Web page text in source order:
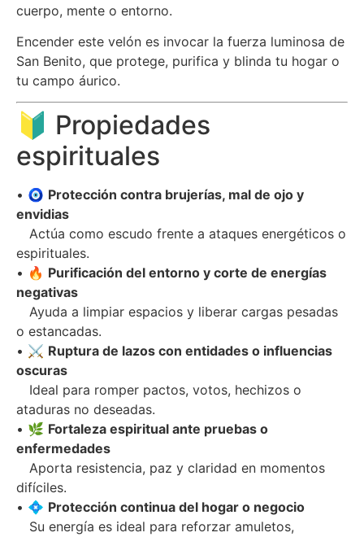
cuerpo, mente o entorno.
Encender este velón es invocar la fuerza luminosa de
San Benito, que protege, purifica y blinda tu hogar o
tu campo áurico.
🔰 Propiedades
espirituales
• 🧿 Protección contra brujerías, mal de ojo y
envidias
Actúa como escudo frente a ataques energéticos o
espirituales.
• 🔥 Purificación del entorno y corte de energías
negativas
Ayuda a limpiar espacios y liberar cargas pesadas
o estancadas.
• ⚔ Ruptura de lazos con entidades o influencias
oscuras
Ideal para romper pactos, votos, hechizos o
ataduras no deseadas.
• 🌿 Fortaleza espiritual ante pruebas o
enfermedades
Aporta resistencia, paz y claridad en momentos
difíciles.
• 💠 Protección continua del hogar o negocio
Su energía es ideal para reforzar amuletos,